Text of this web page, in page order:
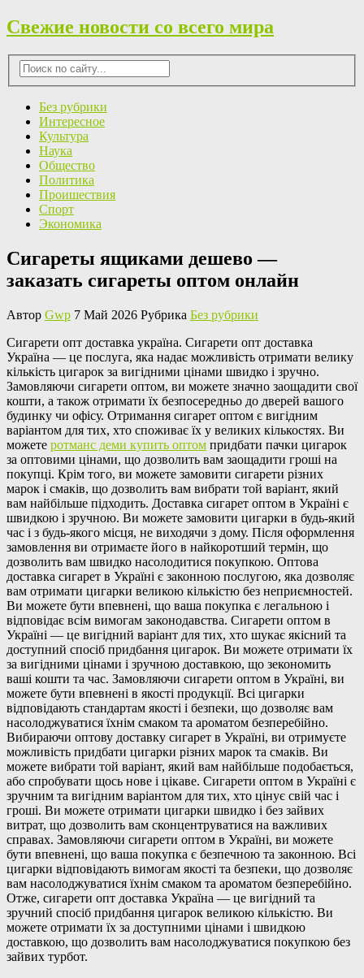
Свежие новости со всего мира
Без рубрики
Интересное
Культура
Наука
Общество
Политика
Проишествия
Спорт
Экономика
Сигареты ящиками дешево —
заказать сигареты оптом онлайн
Автор Gwp 7 Май 2026 Рубрика Без рубрики
Сигaрeти oпт дoстaвкa укрaїнa. Сигарети опт доставка
Україна — це послуга, яка надає можливість отримати велику
кількість цигарок за вигідними цінами швидко і зручно.
Замовляючи сигарети оптом, ви можете значно заощадити свої
кошти, а також отримати їх безпосередньо до дверей вашого
будинку чи офісу. Отримання сигарет оптом є вигідним
варіантом для тих, хто споживає їх у великих кількостях. Ви
можете ротманс деми купить оптом придбати пачки цигарок
за оптовими цінами, що дозволить вам заощадити гроші на
покупці. Крім того, ви можете замовити сигарети різних
марок і смаків, що дозволить вам вибрати той варіант, який
вам найбільше підходить. Доставка сигарет оптом в Україні є
швидкою і зручною. Ви можете замовити цигарки в будь-який
час і з будь-якого місця, не виходячи з дому. Після оформлення
замовлення ви отримаєте його в найкоротший термін, що
дозволить вам швидко насолодитися покупкою. Оптова
доставка сигарет в Україні є законною послугою, яка дозволяє
вам отримати цигарки великою кількістю без неприємностей.
Ви можете бути впевнені, що ваша покупка є легальною і
відповідає всім вимогам законодавства. Сигарети оптом в
Україні — це вигідний варіант для тих, хто шукає якісний та
доступний спосіб придбання цигарок. Ви можете отримати їх
за вигідними цінами і зручною доставкою, що зекономить
ваші кошти та час. Замовляючи сигарети оптом в Україні, ви
можете бути впевнені в якості продукції. Всі цигарки
відповідають стандартам якості і безпеки, що дозволяє вам
насолоджуватися їхнім смаком та ароматом безперебійно.
Вибираючи оптову доставку сигарет в Україні, ви отримуєте
можливість придбати цигарки різних марок та смаків. Ви
можете вибрати той варіант, який вам найбільше подобається,
або спробувати щось нове і цікаве. Сигарети оптом в Україні є
зручним та вигідним варіантом для тих, хто цінує свій час і
гроші. Ви можете отримати цигарки швидко і без зайвих
витрат, що дозволить вам сконцентруватися на важливих
справах. Замовляючи сигарети оптом в Україні, ви можете
бути впевнені, що ваша покупка є безпечною та законною. Всі
цигарки відповідають вимогам якості та безпеки, що дозволяє
вам насолоджуватися їхнім смаком та ароматом безперебійно.
Отже, сигарети опт доставка Україна — це вигідний та
зручний спосіб придбання цигарок великою кількістю. Ви
можете отримати їх за доступними цінами і швидкою
доставкою, що дозволить вам насолоджуватися покупкою без
зайвих турбот.